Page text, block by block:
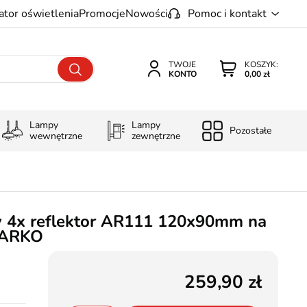
oświetleniaPromocjeNowości Pomoc i kontakt
KOSZYK:
0,00 zł
TWOJE
KONTO
Lampy
wewnętrzne
Lampy
zewnętrzne
Pozostałe
reflektor AR111 120x90mm na
259,90